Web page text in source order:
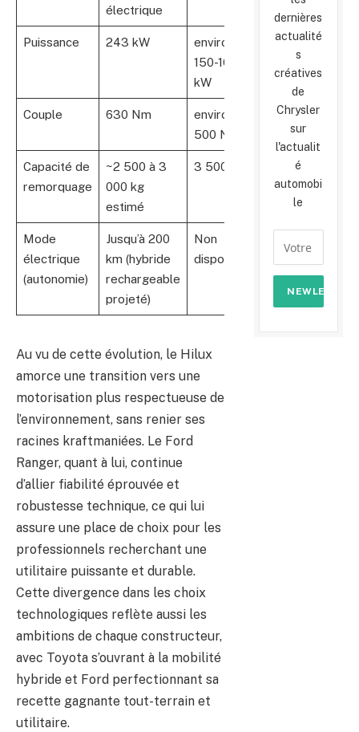
électrique
Puissance 243 kW
environ
150-160
kW
Couple 630 Nm
environ
500 Nm
Capacité de
remorquage
~2 500 à 3
000 kg
estimé
3 500 kg
Mode
électrique
(autonomie)
Jusqu’à 200
km (hybride
rechargeable
projeté)
Non
disponible
Au vu de cette évolution, le Hilux
amorce une transition vers une
motorisation plus respectueuse de
l’environnement, sans renier ses
racines kraftmaniées. Le Ford
Ranger, quant à lui, continue
d’allier fiabilité éprouvée et
robustesse technique, ce qui lui
assure une place de choix pour les
professionnels recherchant une
utilitaire puissante et durable.
Cette divergence dans les choix
technologiques reflète aussi les
ambitions de chaque constructeur,
avec Toyota s’ouvrant à la mobilité
hybride et Ford perfectionnant sa
recette gagnante tout-terrain et
utilitaire.
dernières
actualité
s
créatives
de
Chrysler
sur
l'actualit
é
automobi
le